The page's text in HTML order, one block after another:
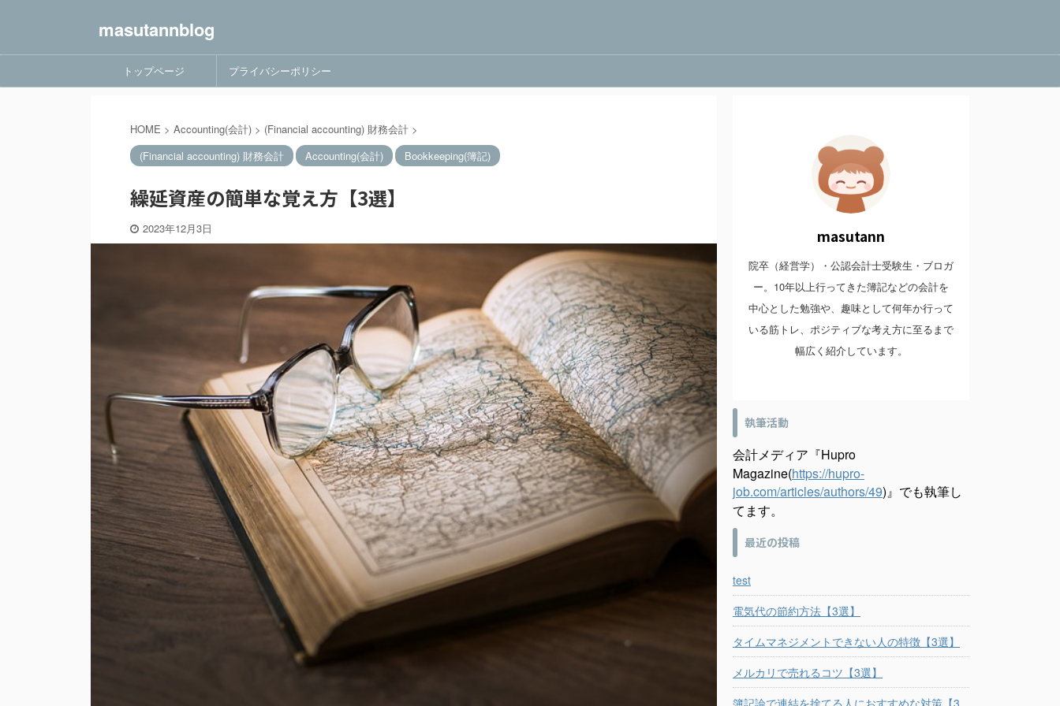
masutannblog
トップページ プライバシーポリシー
HOME > Accounting(会計) > (Financial accounting) 財務会計 >
(Financial accounting) 財務会計
Accounting(会計) Bookkeeping(簿記)
繰延資産の簡単な覚え方【3選】
2023年12月3日 masutann
院卒（経営学）・公認会計士受験生・ブロガ
ー。10年以上行ってきた簿記などの会計を
中心とした勉強や、趣味として何年か行って
いる筋トレ、ポジティブな考え方に至るまで
幅広く紹介しています。
執筆活動
会計メディア『Hupro
Magazine(https://hupro-
job.com/articles/authors/49)』でも執筆し
てます。
最近の投稿
test
電気代の節約方法【3選】
タイムマネジメントできない人の特徴【3選】
メルカリで売れるコツ【3選】
簿記論で連結を捨てる人におすすめな対策【3